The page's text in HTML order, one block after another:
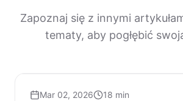
Zapoznaj się z innymi
tematy, aby pogłębić
Mar 02, 2026 18 min